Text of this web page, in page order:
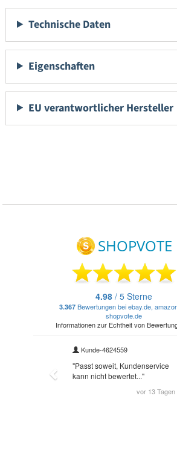
Technische Daten
Eigenschaften
EU verantwortlicher Hersteller